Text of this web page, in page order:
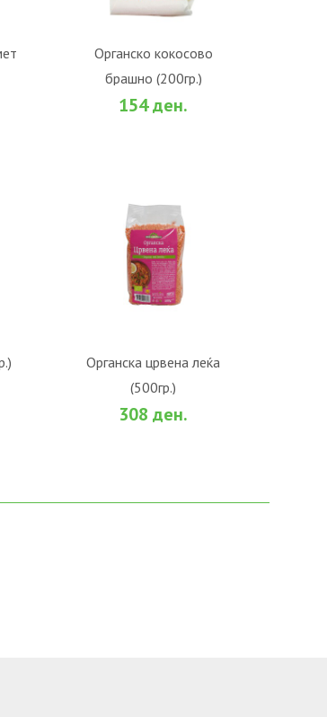
Органско кокосово
брашно (200гр.)
154 ден.
ВО КОШНИЧКА
Органска црвена леќа
(500гр.)
308 ден.
ВО КОШНИЧКА